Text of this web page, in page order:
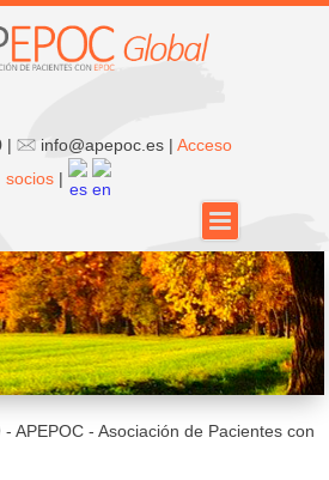
| info@apepoc.es |Acceso
socios |
- APEPOC - Asociación de Pacientes con